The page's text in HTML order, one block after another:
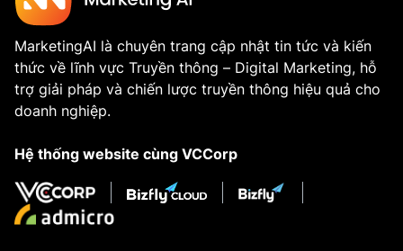
MarketingAI là chuyên trang cập nhật tin tức và kiến
thức về lĩnh vực Truyền thông – Digital Marketing, hỗ
trợ giải pháp và chiến lược truyền thông hiệu quả cho
doanh nghiệp.
Hệ thống website cùng VCCorp